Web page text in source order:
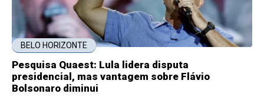
BELO HORIZONTE
Pesquisa Quaest: Lula lidera disputa
presidencial, mas vantagem sobre Flávio
Bolsonaro diminui